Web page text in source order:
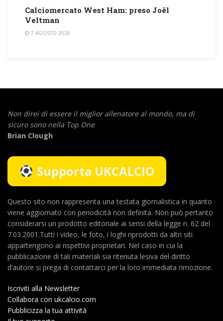
Calciomercato West Ham: preso Joël
Veltman
7 AGOSTO 2026
Non direi di essere il miglior allenatore al mondo, ma di
sicuro sono nella Top One
Brian Clough
Supporta UKCALCIO
Questo sito non rappresenta una testata giornalistica in quanto
viene aggiornato con periodicità non definita. Non può pertanto
considerarsi un prodotto editoriale ai sensi della legge n. 62 del
7.03.2001.Tutti i video, le foto, i loghi riprodotti da altri siti
appartengono ai rispettivi proprietari. Nel caso in cui la
pubblicazione di tali materiali sia ritenuta lesiva del diritto
d’autore si prega di contattarci per la loro immediata rimozione.
Iscriviti alla Newsletter
Collabora con ukcalcio.com
Pubblicizza la tua attività